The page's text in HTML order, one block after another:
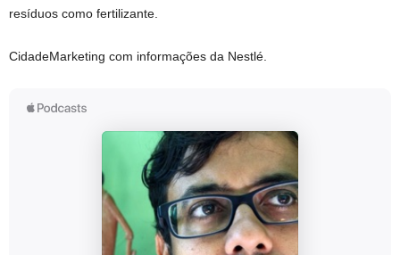
resíduos como fertilizante.
CidadeMarketing com informações da Nestlé.